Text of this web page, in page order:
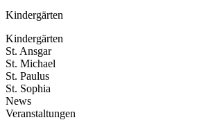
Kindergärten
Kindergärten
St. Ansgar
St. Michael
St. Paulus
St. Sophia
News
Veranstaltungen